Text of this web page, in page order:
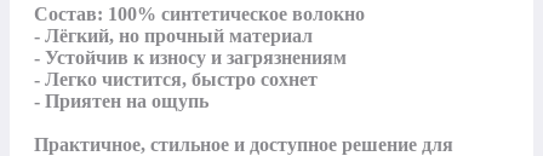
Состав: 100% синтетическое волокно
- Лёгкий, но прочный материал
- Устойчив к износу и загрязнениям
- Легко чистится, быстро сохнет
- Приятен на ощупь
Практичное, стильное и доступное решение для